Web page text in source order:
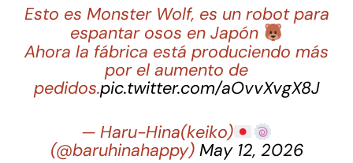
Esto es Monster Wolf, es un robot para
espantar osos en Japón
Ahora la fábrica está produciendo más
por el aumento de
pedidos.pic.twitter.com/aOvvXvgX8J
— Haru-Hina(keiko)
(@baruhinahappy) May 12, 2026